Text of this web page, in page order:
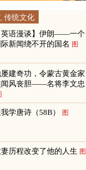
传统文化
英语漫谈】伊朗——一个
际新闻绕不开的国名 图
建奇功，令蒙古黄金家
闻风丧胆——名将李文忠
学唐诗（58B） 图
历程改变了他的人生 图